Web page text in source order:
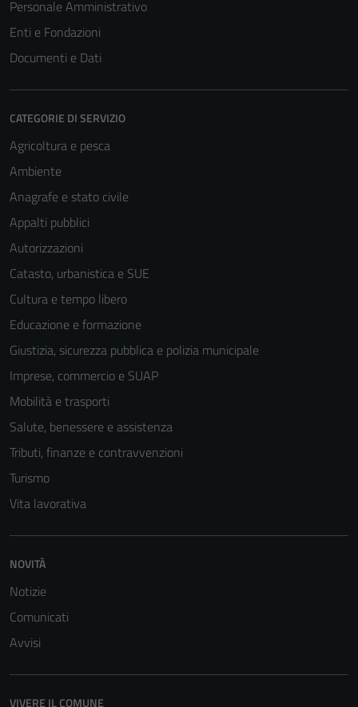
Personale Amministrativo
Enti e Fondazioni
Documenti e Dati
CATEGORIE DI SERVIZIO
Agricoltura e pesca
Ambiente
Anagrafe e stato civile
Appalti pubblici
Autorizzazioni
Catasto, urbanistica e SUE
Cultura e tempo libero
Educazione e formazione
Giustizia, sicurezza pubblica e polizia municipale
Imprese, commercio e SUAP
Mobilità e trasporti
Salute, benessere e assistenza
Tributi, finanze e contravvenzioni
Turismo
Vita lavorativa
NOVITÀ
Notizie
Comunicati
Avvisi
VIVERE IL COMUNE